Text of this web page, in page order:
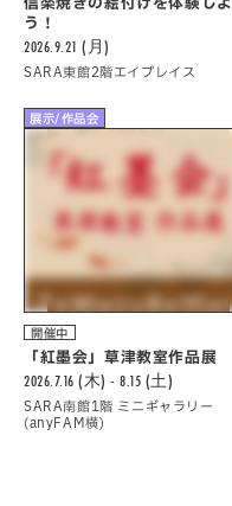
信楽焼きの絵付けを体験しよ
う！
2026.9.21 (月)
SARA東館2階エイプレイス
展示/作品会
開催中
「紅墨会」草津教室作品展
2026.7.16 (木) - 8.15 (土)
SARA南館1階 ミニギャラリー
(anyFAM横)